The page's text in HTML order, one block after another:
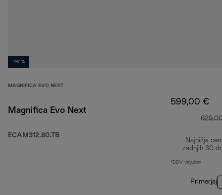
-14 %
MAGNIFICA EVO NEXT
Magnifica Evo Next
ECAM312.80.TB
599,00 €
Najnižja
zadnjih 30
*DDV vključen
Primerjaj